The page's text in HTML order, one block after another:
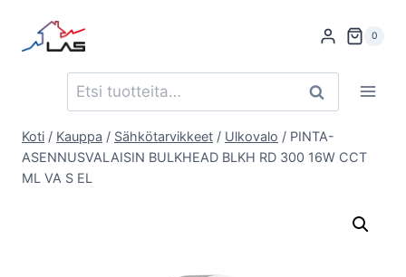
sisältöön
0
Etsi: Haku
Koti / Kauppa / Sähkötarvikkeet / Ulkovalo / PINTA-
ASENNUSVALAISIN BULKHEAD BLKH RD 300 16W CCT
ML VA S EL